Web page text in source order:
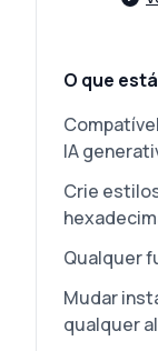
O que
IA
Crie
Qualquer
Mudar
qualquer